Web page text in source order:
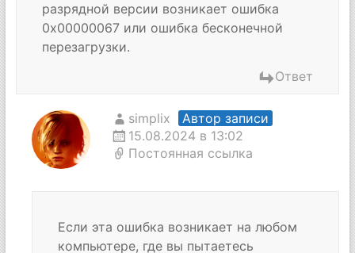
разрядной версии возникает ошибка
0x00000067 или ошибка бесконечной
перезагрузки.
Ответ
simplix
Автор записи
15.08.2024 в 13:02
Постоянная ссылка
Если эта ошибка возникает на любом
компьютере, где вы пытаетесь